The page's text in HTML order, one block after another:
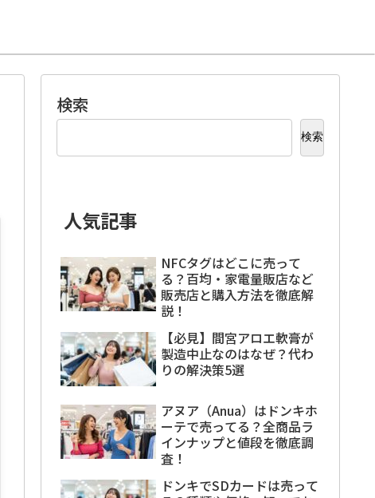
検索
検索
人気記事
NFCタグはどこに売って
る？百均・家電量販店など
販売店と購入方法を徹底解
説！
【必見】間宮アロエ軟膏が
製造中止なのはなぜ？代わ
りの解決策5選
アヌア（Anua）はドンキホ
ーテで売ってる？全商品ラ
インナップと値段を徹底調
査！
ドンキでSDカードは売って